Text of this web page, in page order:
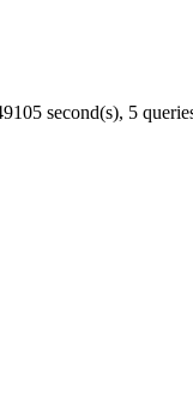
second(s), 5